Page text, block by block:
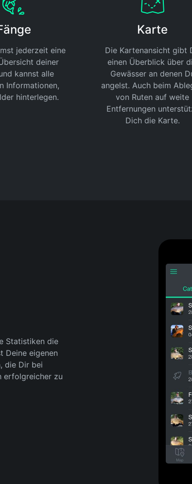
jederzeit eine
deiner
kannst alle
Informationen,
hinterlegen.
Karte
Die Kartenansicht gibt
einen Überblick über
Gewässer an denen
angelst. Auch beim
von Ruten auf weite
Entfernungen
Dich die Karte.
Statistiken die
Deine eigenen
die Dir bei
erfolgreicher zu